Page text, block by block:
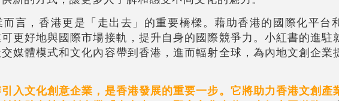
言，香港更是「走出去」的重要橋樑。藉助香港的國際化平台
更好地與國際市場接軌，提升自身的國際競爭力。小紅書的進駐
媒體模式和文化內容帶到香港，進而輻射全球，為內地文創企業
入文化創意企業，是香港發展的重要一步。它將助力香港文創產